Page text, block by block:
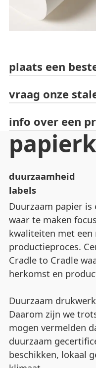
plaats een
vraag onze
info over een
duurzaamheid
labels
Duurzaam papier is
waar te maken
kwaliteiten met
productieproces.
Cradle to Cradle
herkomst en
Duurzaam
Daarom zijn we
mogen vermelden
duurzaam
beschikken, lokaal